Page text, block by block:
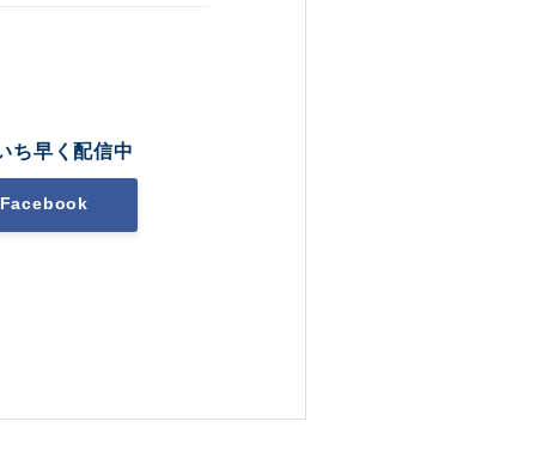
ち早く配信中
Facebook